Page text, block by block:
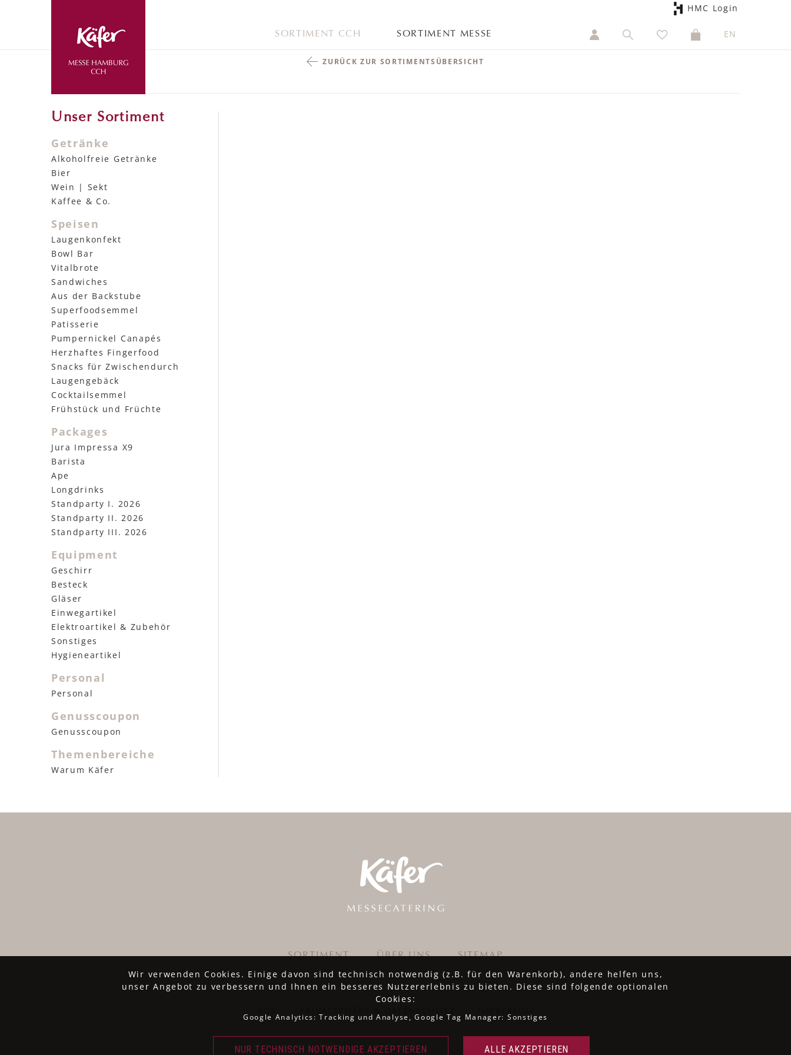
HMC Login
SORTIMENT CCH SORTIMENT MESSE EN
ZURÜCK ZUR SORTIMENTSÜBERSICHT
Unser Sortiment
Getränke
Alkoholfreie Getränke
Bier
Wein | Sekt
Kaffee & Co.
Speisen
Laugenkonfekt
Bowl Bar
Vitalbrote
Sandwiches
Aus der Backstube
Superfoodsemmel
Patisserie
Pumpernickel Canapés
Herzhaftes Fingerfood
Snacks für Zwischendurch
Laugengebäck
Cocktailsemmel
Frühstück und Früchte
Packages
Jura Impressa X9
Barista
Ape
Longdrinks
Standparty I. 2026
Standparty II. 2026
Standparty III. 2026
Equipment
Geschirr
Besteck
Gläser
Einwegartikel
Elektroartikel & Zubehör
Sonstiges
Hygieneartikel
Personal
Personal
Genusscoupon
Genusscoupon
Themenbereiche
Warum Käfer
SORTIMENT ÜBER UNS SITEMAP
Wir verwenden Cookies. Einige davon sind technisch notwendig (z.B. für den Warenkorb), andere helfen uns,
unser Angebot zu verbessern und Ihnen ein besseres Nutzererlebnis zu bieten. Diese sind folgende optionalen
Cookies:
Google Analytics: Tracking und Analyse, Google Tag Manager: Sonstiges